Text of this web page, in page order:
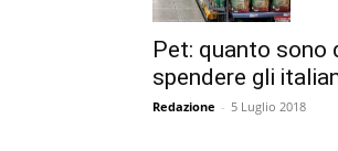
Pet: quanto sono
spendere gli
Redazione - 5 Luglio 2018